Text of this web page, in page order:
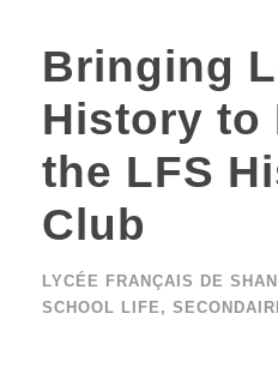
Bringing
History to
the LFS
Club
LYCÉE FRANÇAIS DE
SCHOOL LIFE ,